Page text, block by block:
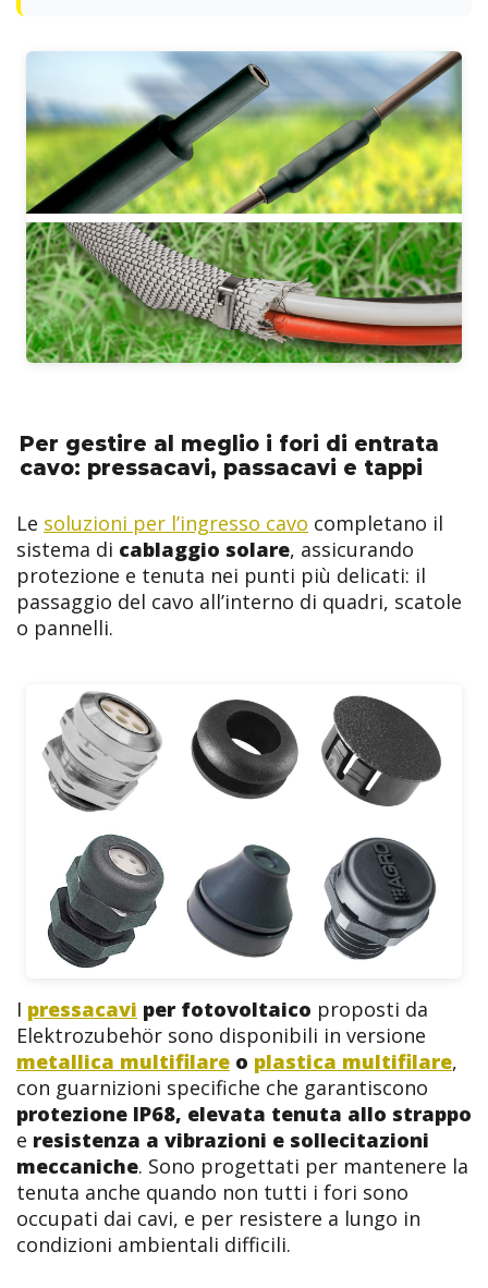
Per gestire al meglio i fori di entrata
cavo: pressacavi, passacavi e tappi
Le soluzioni per l’ingresso cavo completano il
sistema di cablaggio solare, assicurando
protezione e tenuta nei punti più delicati: il
passaggio del cavo all’interno di quadri, scatole
o pannelli.
I pressacavi per fotovoltaico proposti da
Elektrozubehör sono disponibili in versione
metallica multifilare o plastica multifilare,
con guarnizioni specifiche che garantiscono
protezione IP68, elevata tenuta allo strappo
e resistenza a vibrazioni e sollecitazioni
meccaniche. Sono progettati per mantenere la
tenuta anche quando non tutti i fori sono
occupati dai cavi, e per resistere a lungo in
condizioni ambientali difficili.